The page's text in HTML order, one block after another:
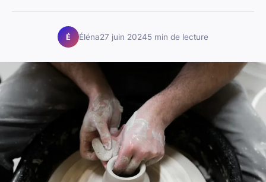
É Éléna27 juin 20245 min de lecture